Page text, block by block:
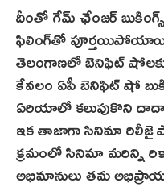
దీంతో గేమ్ ఛేంజ‌ర్‌
ఫిలింగ్‌తో
తెలంగాణలో బెనిఫిట్
కేవలం ఏపీ బెనిఫిట్ షో
ఏరియాలో కలుపుకొని
ఇక తాజాగా సినిమా రిలీజై
క్రమంలో సినిమా మరిన్ని
అభిమానులు తమ